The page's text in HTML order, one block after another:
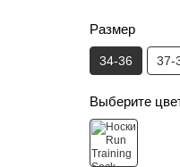
Размер
34-36 37-
Выберите